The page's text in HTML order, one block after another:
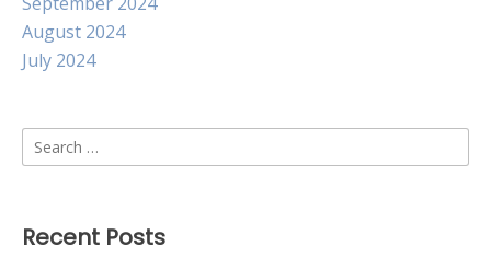
August 2024
July 2024
Search
for:
Recent Posts